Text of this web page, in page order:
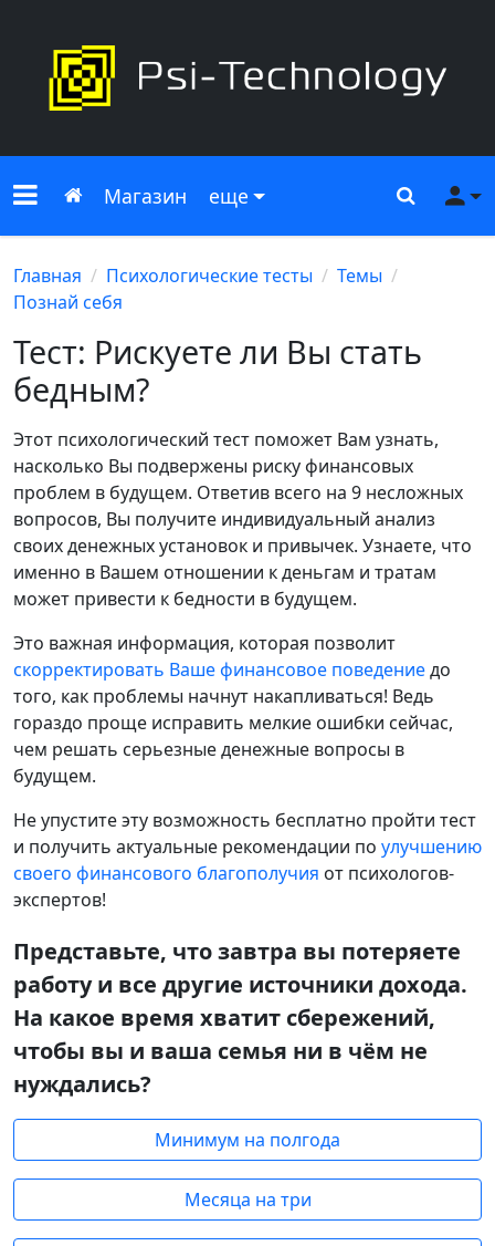
Меню сайта
Главная
Магазин еще Поиск
Главная Психологические тесты
Темы
Познай себя
Тест: Рискуете ли Вы стать
бедным?
Этот психологический тест поможет Вам узнать,
насколько Вы подвержены риску финансовых
проблем в будущем. Ответив всего на 9 несложных
вопросов, Вы получите индивидуальный анализ
своих денежных установок и привычек. Узнаете, что
именно в Вашем отношении к деньгам и тратам
может привести к бедности в будущем.
Это важная информация, которая позволит
скорректировать Ваше финансовое поведениедо
того, как проблемы начнут накапливаться! Ведь
гораздо проще исправить мелкие ошибки сейчас,
чем решать серьезные денежные вопросы в
будущем.
Не упустите эту возможность бесплатно пройти тест
и получить актуальные рекомендации по улучшению
своего финансового благополучия от психологов-
экспертов!
Представьте, что завтра вы потеряете
работу и все другие источники дохода.
На какое время хватит сбережений,
чтобы вы и ваша семья ни в чём не
нуждались?
Минимум на полгода
Месяца на три